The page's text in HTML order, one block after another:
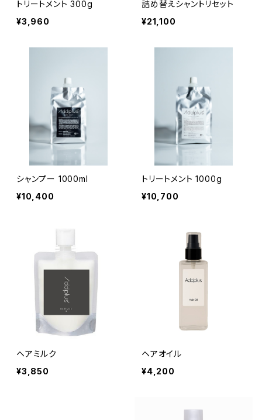
トリートメント 300g
¥3,960
詰め替えシャントリセット
¥21,100
シャンプー 1000ml
¥10,400
トリートメント 1000g
¥10,700
ヘアミルク
¥3,850
ヘアオイル
¥4,200